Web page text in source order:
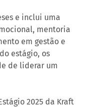
e inclui uma
mentoria
em gestão e
estágio, os
de liderar um
2025 da Kraft